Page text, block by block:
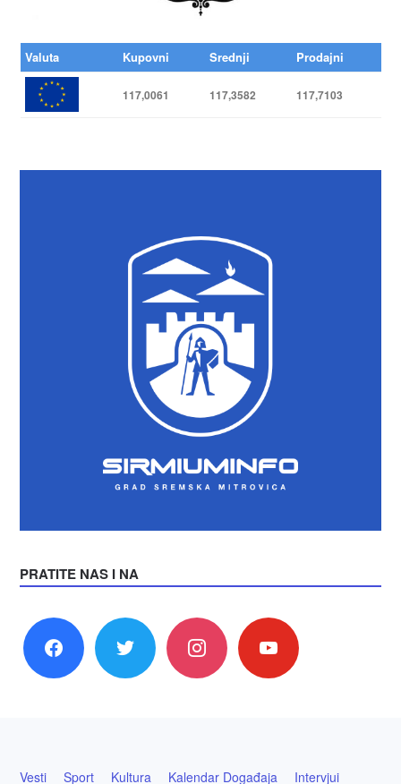
Valuta Kupovni Srednji Prodajni
117,0061 117,3582 117,7103
PRATITE NAS I NA
facebook twitter instagram youtube
Vesti Sport Kultura Kalendar Događaja Intervjui